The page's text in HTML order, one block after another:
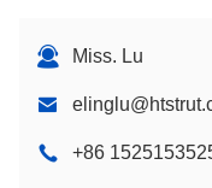
Miss. Lu
+86